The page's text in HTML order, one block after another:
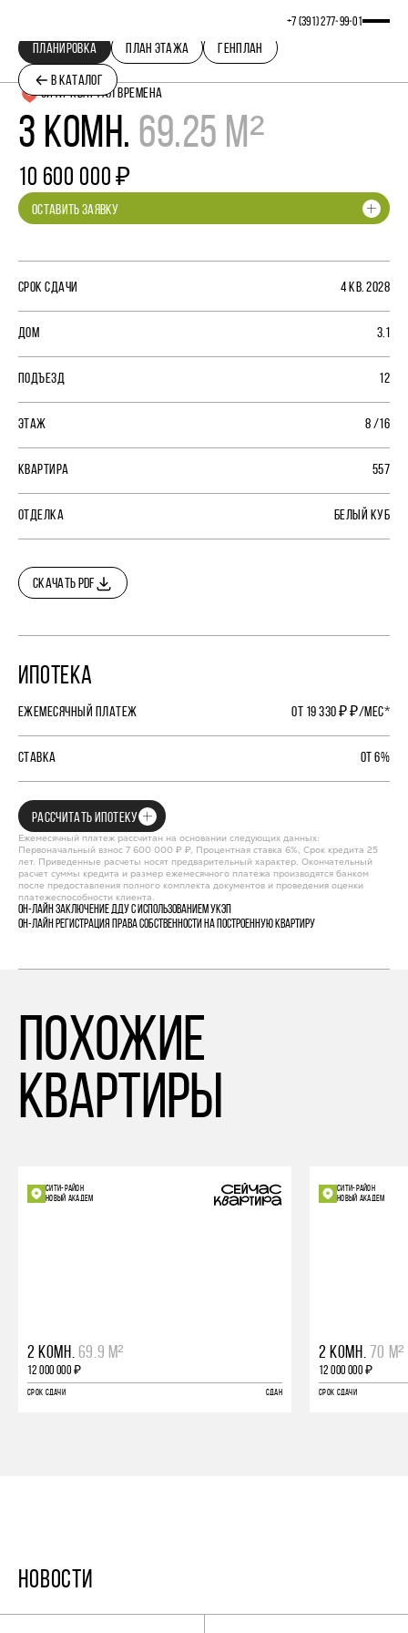
+7 (391) 277‒99‒01
В КАТАЛОГ
ПЛАНИРОВКА ПЛАН ЭТАЖА ГЕНПЛАН
СИТИ-КВАРТАЛ ВРЕМЕНА
3 КОМН. 69.25 М²
10 600 000 ₽
ОСТАВИТЬ ЗАЯВКУ
СРОК СДАЧИ 4 КВ. 2028
ДОМ 3.1
ПОДЪЕЗД 12
ЭТАЖ 8 /16
КВАРТИРА 557
ОТДЕЛКА БЕЛЫЙ КУБ
СКАЧАТЬ PDF
ИПОТЕКА
ЕЖЕМЕСЯЧНЫЙ ПЛАТЕЖ ОТ 19 330 ₽ ₽/МЕС*
СТАВКА ОТ 6%
РАССЧИТАТЬ ИПОТЕКУ
Ежемесячный платеж рассчитан на основании следующих данных:
Первоначальный взнос 7 600 000 ₽ ₽, Процентная ставка 6%, Срок кредита 25
лет. Приведенные расчеты носят предварительный характер. Окончательный
расчет суммы кредита и размер ежемесячного платежа производятся банком
после предоставления полного комплекта документов и проведения оценки
платежеспособности клиента.
Он-лайн заключение ДДУ с использованием УКЭП
Он-лайн регистрация права собственности на построенную квартиру
похожие
квартиры
СИТИ-РАЙОН
НОВЫЙ АКАДЕМ
2 КОМН. 69.9 М²
12 000 000 ₽
СРОК СДАЧИ СДАН
СИТИ-РАЙОН
НОВЫЙ АКАДЕМ
2 КОМН. 70 М²
12 000 000 ₽
СРОК СДАЧИ
НОВОСТИ